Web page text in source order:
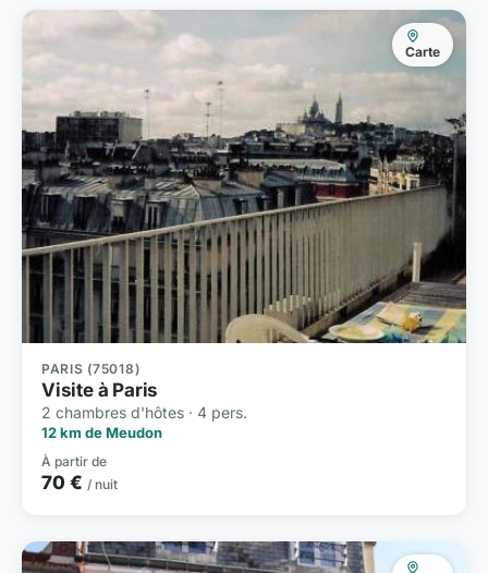
Carte
PARIS (75018)
Visite à Paris
2 chambres d'hôtes · 4 pers.
12 km de Meudon
À partir de
70 € / nuit